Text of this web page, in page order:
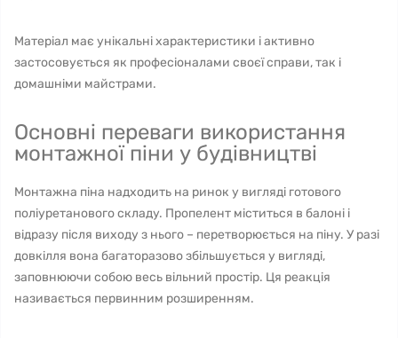
Матеріал має унікальні характеристики і активно
застосовується як професіоналами своєї справи, так і
домашніми майстрами.
Основні переваги використання
монтажної піни у будівництві
Монтажна піна надходить на ринок у вигляді готового
поліуретанового складу. Пропелент міститься в балоні і
відразу після виходу з нього – перетворюється на піну. У разі
довкілля вона багаторазово збільшується у вигляді,
заповнюючи собою весь вільний простір. Ця реакція
називається первинним розширенням.